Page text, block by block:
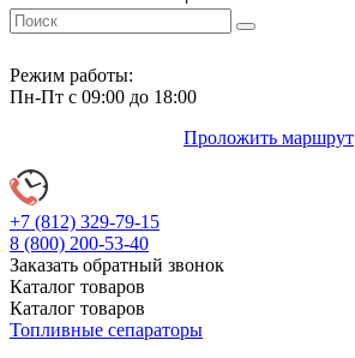
Режим работы:
Пн-Пт с 09:00 до 18:00
Проложить маршрут
+7 (812) 329-79-15
8 (800) 200-53-40
Заказать обратный звонок
Каталог товаров
Каталог товаров
Топливные сепараторы